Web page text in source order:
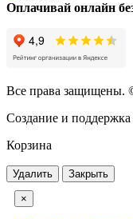
Оплачивай онлайн
Все права
Создание и поддержка
Корзина
Удалить Закрыть
×